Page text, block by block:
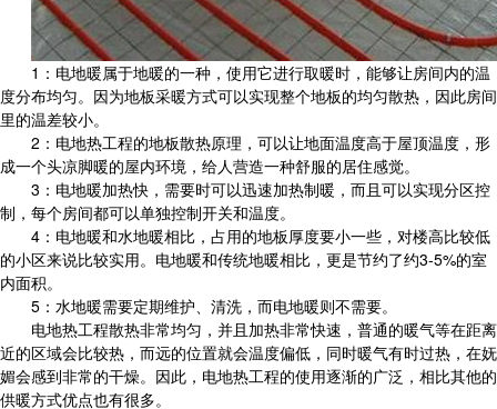
1：电地暖属于地暖的一种，使用它进行取暖时，能够让房间内的温
度分布均匀。因为地板采暖方式可以实现整个地板的均匀散热，因此房间
里的温差较小。
2：电地热工程的地板散热原理，可以让地面温度高于屋顶温度，形
成一个头凉脚暖的屋内环境，给人营造一种舒服的居住感觉。
3：电地暖加热快，需要时可以迅速加热制暖，而且可以实现分区控
制，每个房间都可以单独控制开关和温度。
4：电地暖和水地暖相比，占用的地板厚度要小一些，对楼高比较低
的小区来说比较实用。电地暖和传统地暖相比，更是节约了约3-5%的室
内面积。
5：水地暖需要定期维护、清洗，而电地暖则不需要。
电地热工程散热非常均匀，并且加热非常快速，普通的暖气等在距离
近的区域会比较热，而远的位置就会温度偏低，同时暖气有时过热，在妩
媚会感到非常的干燥。因此，电地热工程的使用逐渐的广泛，相比其他的
供暖方式优点也有很多。